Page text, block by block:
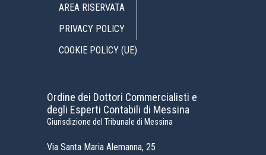
AREA RISERVATA
PRIVACY POLICY
COOKIE POLICY (UE)
Ordine dei Dottori Commercialisti e
degli Esperti Contabili di Messina
Giurisdizione del Tribunale di Messina
Via Santa Maria Alemanna, 25